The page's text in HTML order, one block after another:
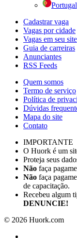
Portugal
Cadastrar vaga
Vagas por cidade
Vagas em seu site
Guia de carreiras
Anunciantes
RSS Feeds
Quem somos
Termo de serviço
Política de
Dúvidas
Mapa do site
Contato
IMPORTANTE
O Huork é um
Proteja seus
Não faça
Não faça
de capacitação.
Recebeu algum
DENUNCIE!
© 2026 Huork.com